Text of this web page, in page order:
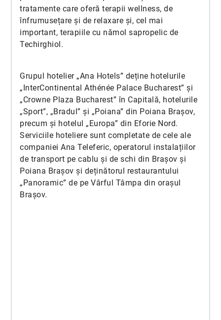
tratamente care oferă terapii wellness, de
înfrumusețare și de relaxare și, cel mai
important, terapiile cu nămol sapropelic de
Techirghiol.
Grupul hotelier „Ana Hotels” deține hotelurile
„InterContinental Athénée Palace Bucharest” și
„Crowne Plaza Bucharest” în Capitală, hotelurile
„Sport”, „Bradul” și „Poiana” din Poiana Brașov,
precum și hotelul „Europa” din Eforie Nord.
Serviciile hoteliere sunt completate de cele ale
companiei Ana Teleferic, operatorul instalațiilor
de transport pe cablu și de schi din Brașov și
Poiana Brașov și deținătorul restaurantului
„Panoramic” de pe Vârful Tâmpa din orașul
Brașov.